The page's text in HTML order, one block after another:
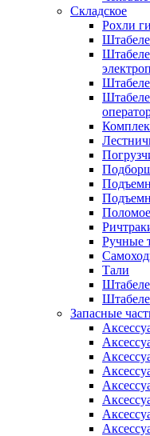
Складское
Рохли
Ручные
Тали
Запасные